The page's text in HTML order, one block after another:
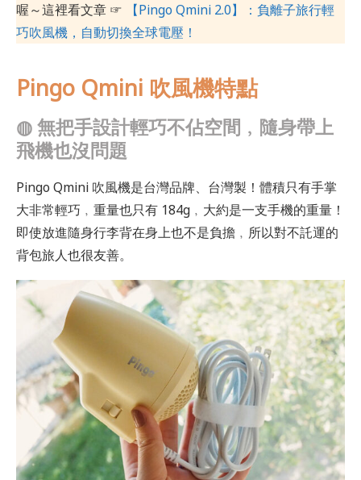
喔～這裡看文章 ☞
【Pingo Qmini 2.0】：負離子旅行輕
巧吹風機，自動切換全球電壓！
Pingo Qmini 吹風機特點
◍無把手設計輕巧不佔空間﹐隨身帶上
飛機也沒問題
Pingo Qmini 吹風機是台灣品牌、台灣製！體積只有手掌
大非常輕巧﹐重量也只有 184g﹐大約是一支手機的重量！
即使放進隨身行李背在身上也不是負擔﹐所以對不託運的
背包旅人也很友善。